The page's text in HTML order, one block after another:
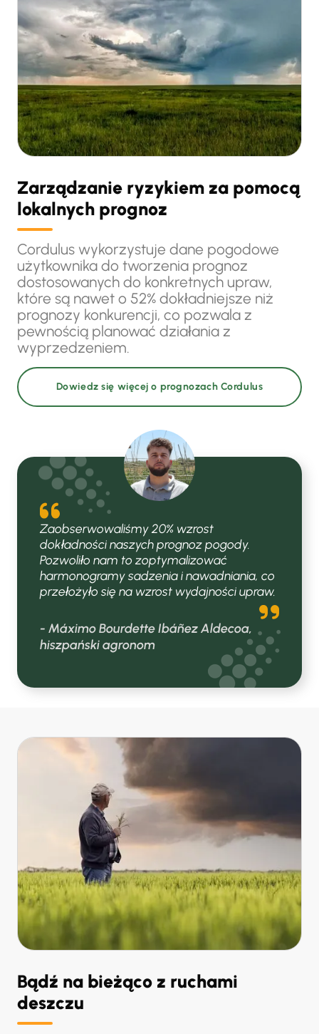
Zarządzanie ryzykiem za pomocą
lokalnych prognoz
Cordulus wykorzystuje dane pogodowe
użytkownika do tworzenia prognoz
dostosowanych do konkretnych upraw,
które są nawet o 52% dokładniejsze niż
prognozy konkurencji, co pozwala z
pewnością planować działania z
wyprzedzeniem.
Dowiedz się więcej o prognozach Cordulus
Zaobserwowaliśmy 20% wzrost
dokładności naszych prognoz pogody.
Pozwoliło nam to zoptymalizować
harmonogramy sadzenia i nawadniania, co
przełożyło się na wzrost wydajności upraw.
- Máximo Bourdette Ibáñez Aldecoa,
hiszpański agronom
Bądź na bieżąco z ruchami
deszczu